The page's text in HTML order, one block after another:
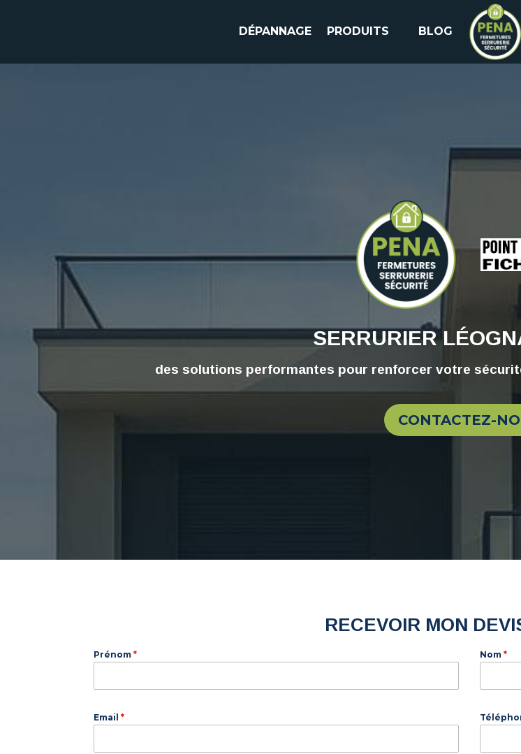
DÉPANNAGE PRODUITS BLOG
SERRURIER
des solutions performantes pour renforcer votre
CONTACTEZ-
RECEVOIR MON
Prénom* Nom *
Email*